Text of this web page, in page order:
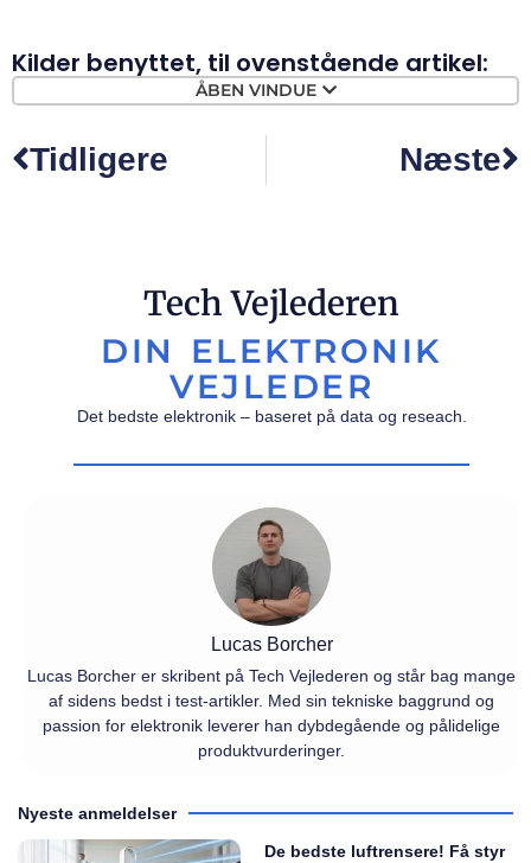
Kilder benyttet, til ovenstående artikel:
ÅBEN VINDUE
Tidligere Næste
Tech Vejlederen
DIN ELEKTRONIK
VEJLEDER
Det bedste elektronik – baseret på data og reseach.
Lucas Borcher
Lucas Borcher er skribent på Tech Vejlederen og står bag mange
af sidens bedst i test-artikler. Med sin tekniske baggrund og
passion for elektronik leverer han dybdegående og pålidelige
produktvurderinger.
Nyeste anmeldelser
De bedste luftrensere! Få styr